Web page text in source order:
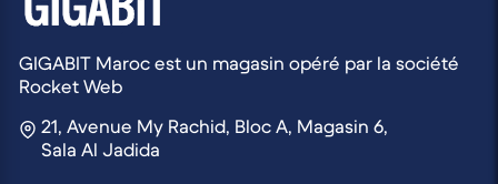
GIGABIT Maroc est un magasin opéré par la société
Rocket Web
21, Avenue My Rachid, Bloc A, Magasin 6,
Sala Al Jadida